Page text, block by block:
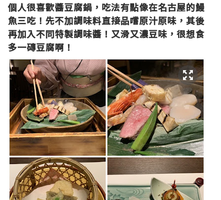
個人很喜歡醬豆腐鍋，吃法有點像在名古屋的鰻
魚三吃！先不加調味料直接品嚐原汁原味，其後
再加入不同特製調味醬！又滑又濃豆味，很想食
多一磚豆腐啊！